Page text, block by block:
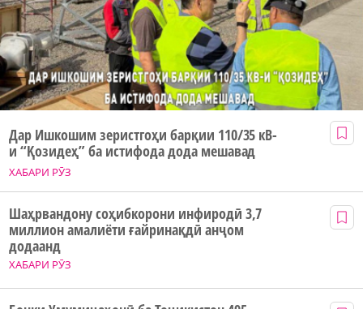
ХАБАРИ РӮЗ
Дар Ишкошим зеристгоҳи барқии 110/35 кВ-
и “Қозидеҳ” ба истифода дода мешавад
ХАБАРИ РӮЗ
Шаҳрвандону соҳибкорони инфиродӣ 3,7
миллион амалиёти ғайринақдӣ анҷом
додаанд